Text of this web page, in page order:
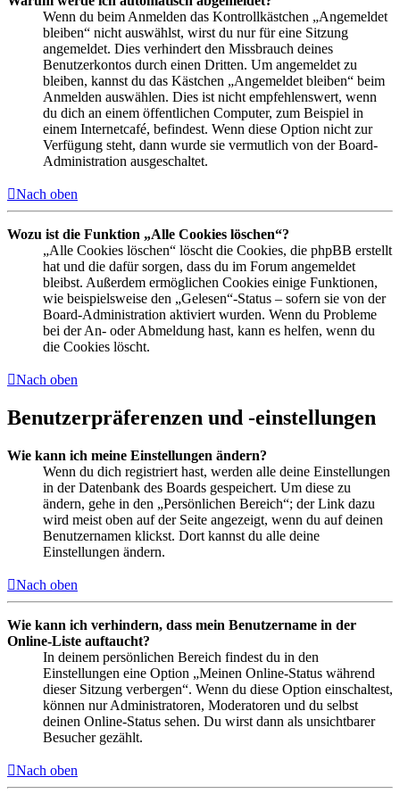
Wenn du beim Anmelden das Kontrollkästchen „Angemeldet
bleiben“ nicht auswählst, wirst du nur für eine Sitzung
angemeldet. Dies verhindert den Missbrauch deines
Benutzerkontos durch einen Dritten. Um angemeldet zu
bleiben, kannst du das Kästchen „Angemeldet bleiben“ beim
Anmelden auswählen. Dies ist nicht empfehlenswert, wenn
du dich an einem öffentlichen Computer, zum Beispiel in
einem Internetcafé, befindest. Wenn diese Option nicht zur
Verfügung steht, dann wurde sie vermutlich von der Board-
Administration ausgeschaltet.
Nach oben
Wozu ist die Funktion „Alle Cookies löschen“?
„Alle Cookies löschen“ löscht die Cookies, die phpBB erstellt
hat und die dafür sorgen, dass du im Forum angemeldet
bleibst. Außerdem ermöglichen Cookies einige Funktionen,
wie beispielsweise den „Gelesen“-Status – sofern sie von der
Board-Administration aktiviert wurden. Wenn du Probleme
bei der An- oder Abmeldung hast, kann es helfen, wenn du
die Cookies löscht.
Nach oben
Benutzerpräferenzen und -einstellungen
Wie kann ich meine Einstellungen ändern?
Wenn du dich registriert hast, werden alle deine Einstellungen
in der Datenbank des Boards gespeichert. Um diese zu
ändern, gehe in den „Persönlichen Bereich“; der Link dazu
wird meist oben auf der Seite angezeigt, wenn du auf deinen
Benutzernamen klickst. Dort kannst du alle deine
Einstellungen ändern.
Nach oben
Wie kann ich verhindern, dass mein Benutzername in der
Online-Liste auftaucht?
In deinem persönlichen Bereich findest du in den
Einstellungen eine Option „Meinen Online-Status während
dieser Sitzung verbergen“. Wenn du diese Option einschaltest,
können nur Administratoren, Moderatoren und du selbst
deinen Online-Status sehen. Du wirst dann als unsichtbarer
Besucher gezählt.
Nach oben